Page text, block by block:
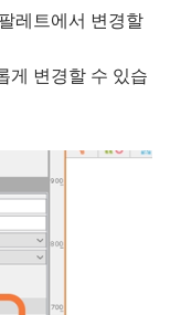
레트에서 변경할
게 변경할 수 있습